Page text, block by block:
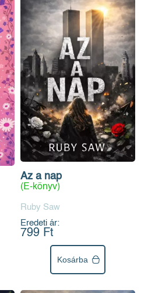
Az a nap
(E-könyv)
Ruby Saw
Eredeti ár:
799 Ft
Kosárba